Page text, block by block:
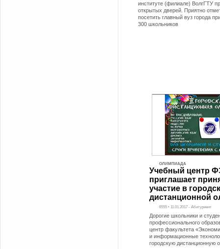
институте (филиале) ВолгГТУ
открытых дверей. Приятно
посетить главный вуз города
300 школьников
ОЛИМПИАДА
Учебный центр
приглашает
участие в
дистанционной
6555 • 11.01.2017 - Абитуриент
Дорогие школьники и
профессионального
центр факультета
и информационные
городскую дистанционную